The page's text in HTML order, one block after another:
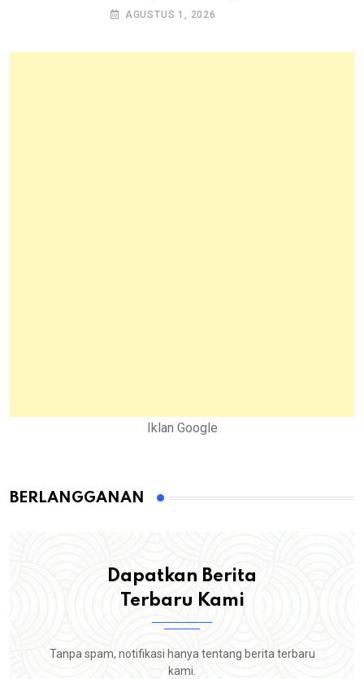
Masyarakat Sambut Antusias
AGUSTUS 1, 2026
Iklan Google
BERLANGGANAN
Dapatkan Berita
Terbaru Kami
Tanpa spam, notifikasi hanya tentang berita terbaru
kami.